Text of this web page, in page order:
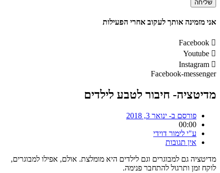
שליחה
אני מזמינה אותך לעקוב אחרי הפעילות
Facebook
Youtube
Instagram
Facebook-messenger
מדיטציה- חיבור לטבע לילדים
פורסם ב- ינואר 3, 2018
00:00
ע"י לימור דוידי
אין תגובות
מדיטציה גם למבוגרים וגם לילדים היא מומלצת. אולם, אפילו למבוגרים,
לוקח זמן ותרגול להתחבר פנימה.